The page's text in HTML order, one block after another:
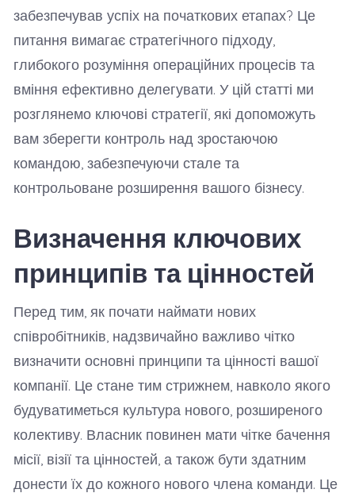
забезпечував успіх на початкових етапах? Це
питання вимагає стратегічного підходу,
глибокого розуміння операційних процесів та
вміння ефективно делегувати. У цій статті ми
розглянемо ключові стратегії, які допоможуть
вам зберегти контроль над зростаючою
командою, забезпечуючи стале та
контрольоване розширення вашого бізнесу.
Визначення ключових
принципів та цінностей
Перед тим, як почати наймати нових
співробітників, надзвичайно важливо чітко
визначити основні принципи та цінності вашої
компанії. Це стане тим стрижнем, навколо якого
будуватиметься культура нового, розширеного
колективу. Власник повинен мати чітке бачення
місії, візії та цінностей, а також бути здатним
донести їх до кожного нового члена команди. Це